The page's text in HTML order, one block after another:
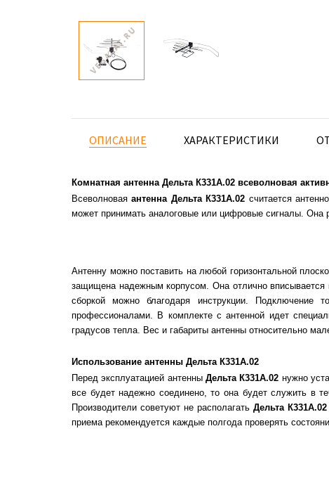
ОПИСАНИЕ ХАРАКТЕРИСТИКИ
Комнатная антенна Дельта К331А.02 всеволновая
Всеволноваяантенна Дельта К331A.02 считается
может принимать аналоговые или цифровые сигналы. Она
Антенну можно поставить на любой горизонтальной
защищена надежным корпусом. Она отлично вписывается
сборкой можно благодаря инструкции. Подключение
профессионалами. В комплекте с антенной идет
градусов тепла. Вес и габариты антенны относительно
Использование антенны Дельта К331А.02
Перед эксплуатацией антенныДельта К331А.02 нужно
все будет надежно соединено, то она будет служить в
Производители советуют не располагать Дельта К331
приема рекомендуется каждые полгода проверять